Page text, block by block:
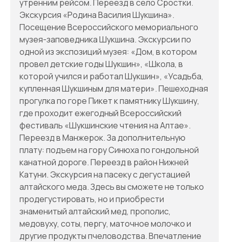
утренним рейсом. Переезд в село Сростки.
Экскурсия «Родина Василия Шукшина».
Посещение Всероссийского мемориального
музея-заповедника Шукшина. Экскурсии по
одной из экспозиций музея: «Дом, в котором
провел детские годы Шукшин», «Школа, в
которой учился и работал Шукшин», «Усадьба,
купленная Шукшиным для матери». Пешеходная
прогулка по горе Пикет к памятнику Шукшину,
где проходит ежегодный Всероссийский
фестиваль «Шукшинские чтения на Алтае».
Переезд в Манжерок. За дополнительную
плату: подъем на гору Синюха по гондольной
канатной дороге. Переезд в район Нижней
Катуни. Экскурсия на пасеку с дегустацией
алтайского меда. Здесь вы сможете не только
продегустировать, но и приобрести
знаменитый алтайский мед, прополис,
медовуху, соты, пергу, маточное молочко и
другие продукты пчеловодства. Впечатление